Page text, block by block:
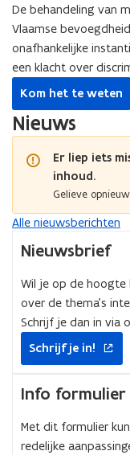
n
c
l
u
s
e
i
n
c
l
u
i
e
De behandeling van
Vlaamse
onafhankelijke
een klacht over
Kom het te weten
Nieuws
Er liep iets
inhoud.
Gelieve
Alle nieuwsberichten
Nieuwsbrief
Wil je op de hoogte
over de thema’s
Schrijf je dan in via
Schrijf je in!
venster
Info formulier
Met dit formulier
redelijke